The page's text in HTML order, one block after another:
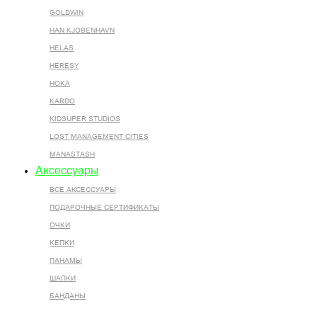
GOLDWIN
HAN KJOBENHAVN
HELAS
HERESY
HOKA
KARDO
KIDSUPER STUDIOS
LOST MANAGEMENT CITIES
MANASTASH
Аксессуары
ВСЕ AКСЕССУАРЫ
ПОДАРОЧНЫЕ СЕРТИФИКАТЫ
ОЧКИ
КЕПКИ
ПАНАМЫ
ШАПКИ
БАНДАНЫ